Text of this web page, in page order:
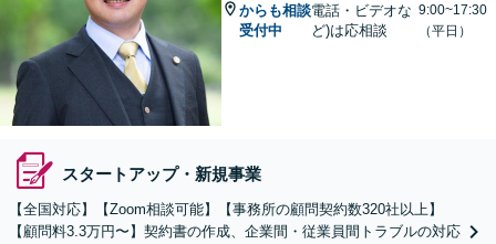
からも相談
受付中
電話・ビデオな
ど)は応相談
9:00~17:30
（平日）
スタートアップ・新規事業
【全国対応】【Zoom相談可能】【事務所の顧問契約数320社以上】
【顧問料3.3万円〜】契約書の作成、企業間・従業員間トラブルの対応